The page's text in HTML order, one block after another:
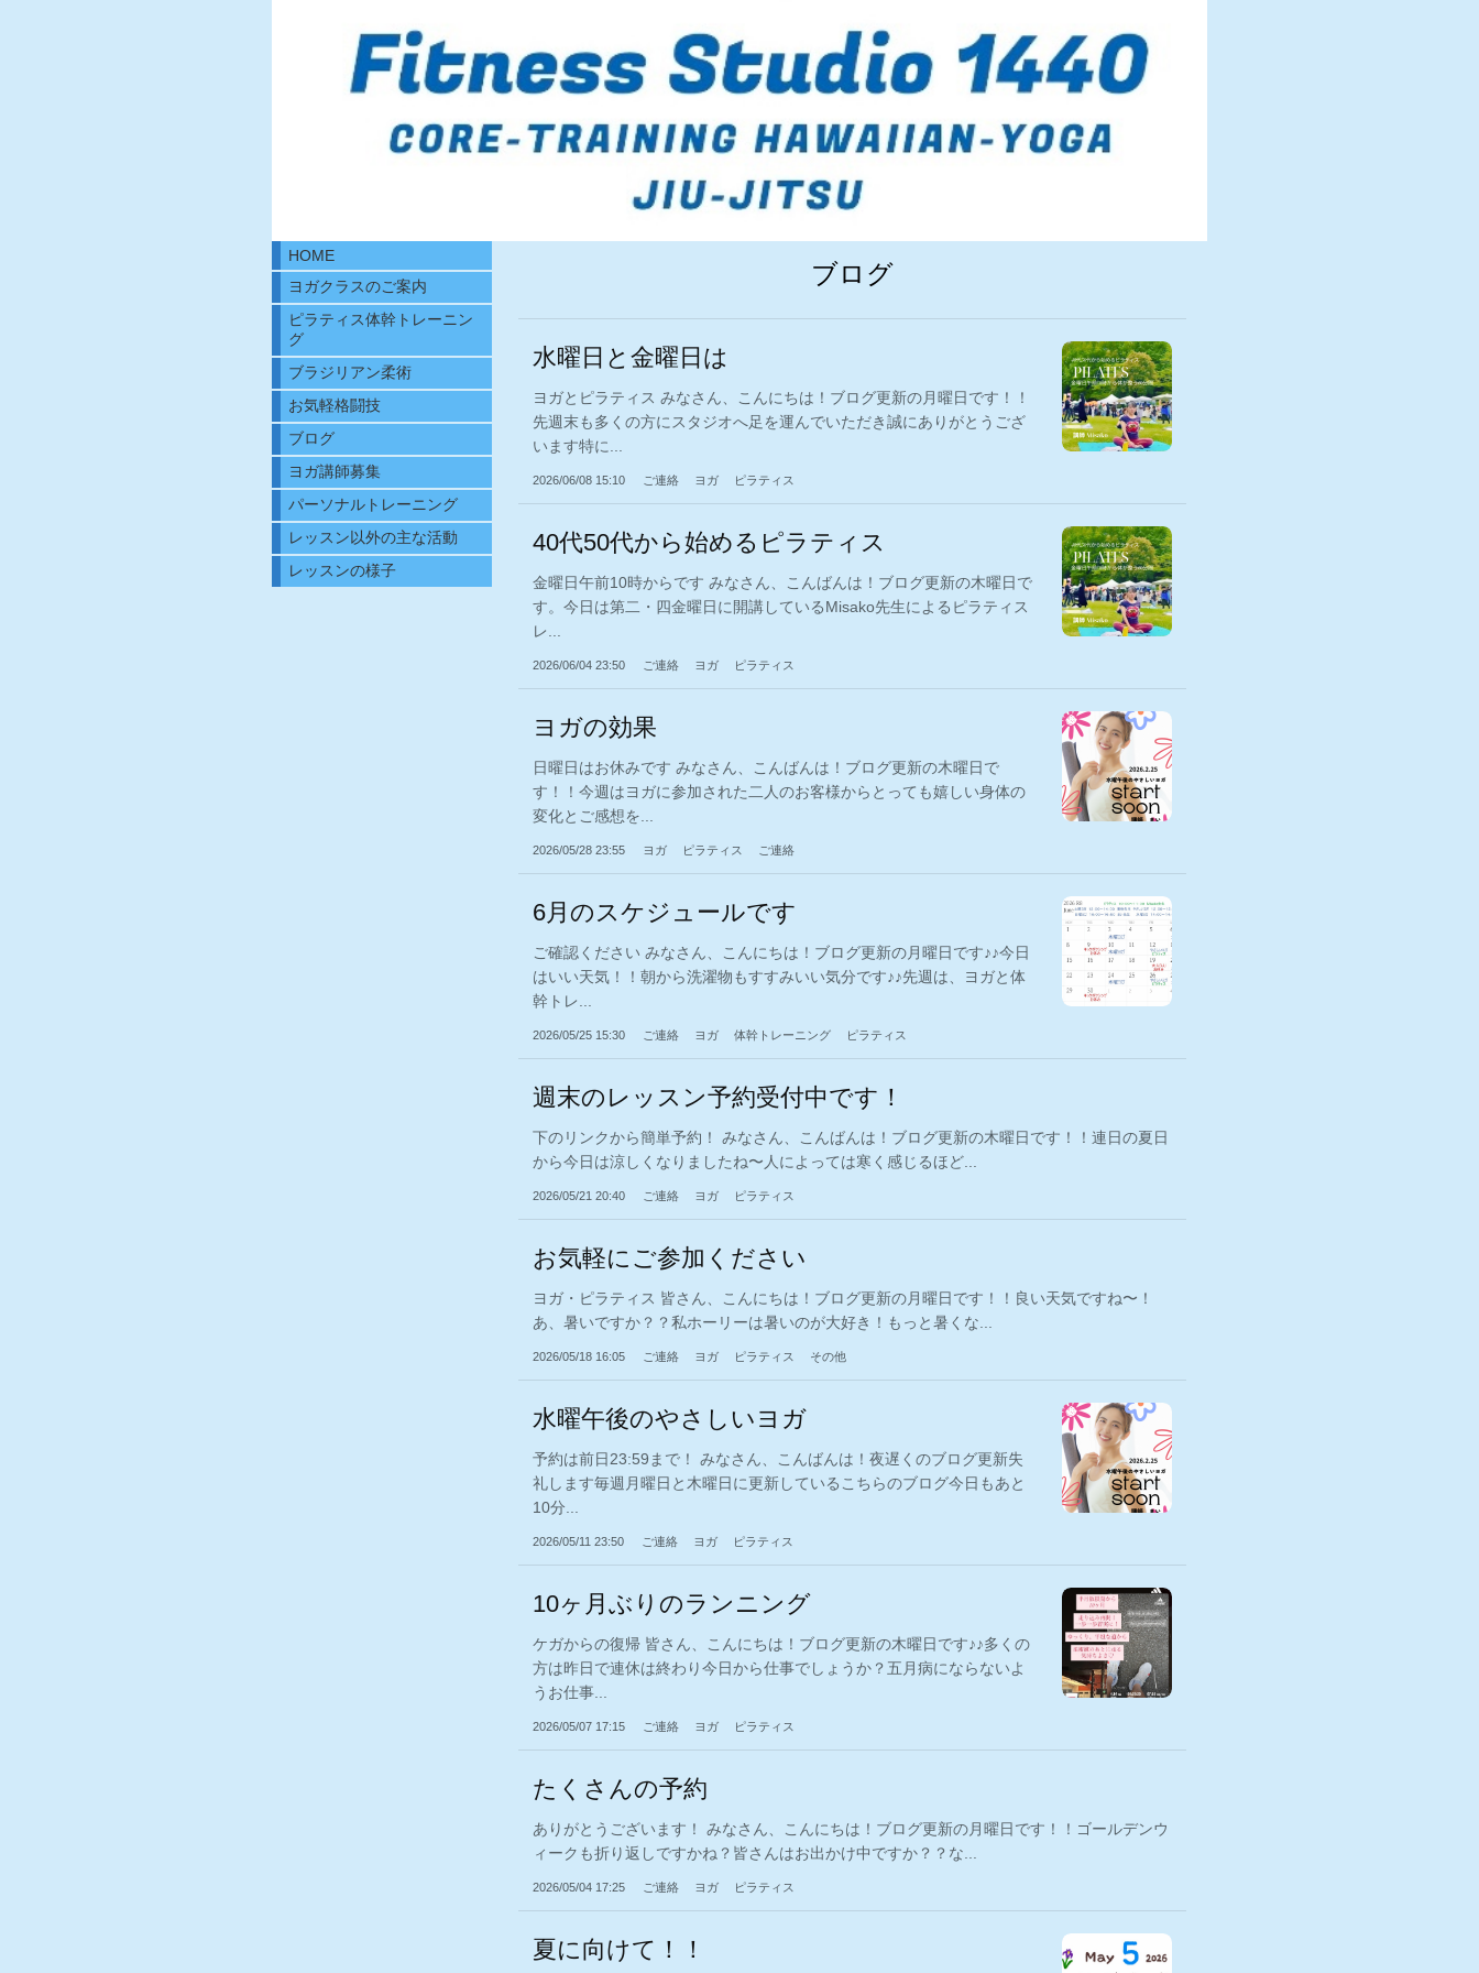
ブログ
水曜日と金曜日は
ヨガとピラティス みなさん、こんにちは！ブログ更新の月曜日です！！
先週末も多くの方にスタジオへ足を運んでいただき誠にありがとうござ
います特に...
2026/06/08 15:10 ご連絡 ヨガ ピラティス
40代50代から始めるピラティス
金曜日午前10時からです みなさん、こんばんは！ブログ更新の木曜日で
す。今日は第二・四金曜日に開講しているMisako先生によるピラティス
レ...
2026/06/04 23:50 ご連絡 ヨガ ピラティス
ヨガの効果
日曜日はお休みです みなさん、こんばんは！ブログ更新の木曜日で
す！！今週はヨガに参加された二人のお客様からとっても嬉しい身体の
変化とご感想を...
2026/05/28 23:55 ヨガ ピラティス ご連絡
6月のスケジュールです
ご確認ください みなさん、こんにちは！ブログ更新の月曜日です♪♪今日
はいい天気！！朝から洗濯物もすすみいい気分です♪♪先週は、ヨガと体
幹トレ...
2026/05/25 15:30 ご連絡 ヨガ 体幹トレーニング ピラティス
週末のレッスン予約受付中です！
下のリンクから簡単予約！ みなさん、こんばんは！ブログ更新の木曜日です！！連日の夏日
から今日は涼しくなりましたね〜人によっては寒く感じるほど...
2026/05/21 20:40 ご連絡 ヨガ ピラティス
お気軽にご参加ください
ヨガ・ピラティス 皆さん、こんにちは！ブログ更新の月曜日です！！良い天気ですね〜！
あ、暑いですか？？私ホーリーは暑いのが大好き！もっと暑くな...
2026/05/18 16:05 ご連絡 ヨガ ピラティス その他
水曜午後のやさしいヨガ
予約は前日23:59まで！ みなさん、こんばんは！夜遅くのブログ更新失
礼します毎週月曜日と木曜日に更新しているこちらのブログ今日もあと
10分...
2026/05/11 23:50 ご連絡 ヨガ ピラティス
10ヶ月ぶりのランニング
ケガからの復帰 皆さん、こんにちは！ブログ更新の木曜日です♪♪多くの
方は昨日で連休は終わり今日から仕事でしょうか？五月病にならないよ
うお仕事...
2026/05/07 17:15 ご連絡 ヨガ ピラティス
たくさんの予約
ありがとうございます！ みなさん、こんにちは！ブログ更新の月曜日です！！ゴールデンウ
ィークも折り返しですかね？皆さんはお出かけ中ですか？？な...
2026/05/04 17:25 ご連絡 ヨガ ピラティス
夏に向けて！！
HOME
ヨガクラスのご案内
ピラティス体幹トレーニン
グ
ブラジリアン柔術
お気軽格闘技
ブログ
ヨガ講師募集
パーソナルトレーニング
レッスン以外の主な活動
レッスンの様子